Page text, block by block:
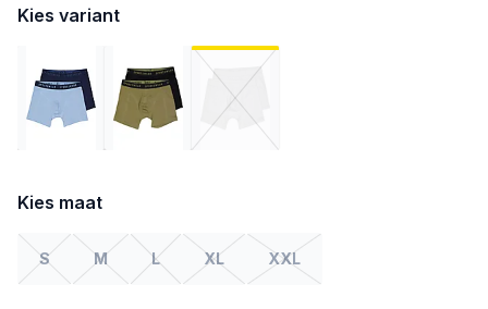
Kies variant
Kies maat
S M L XL XXL